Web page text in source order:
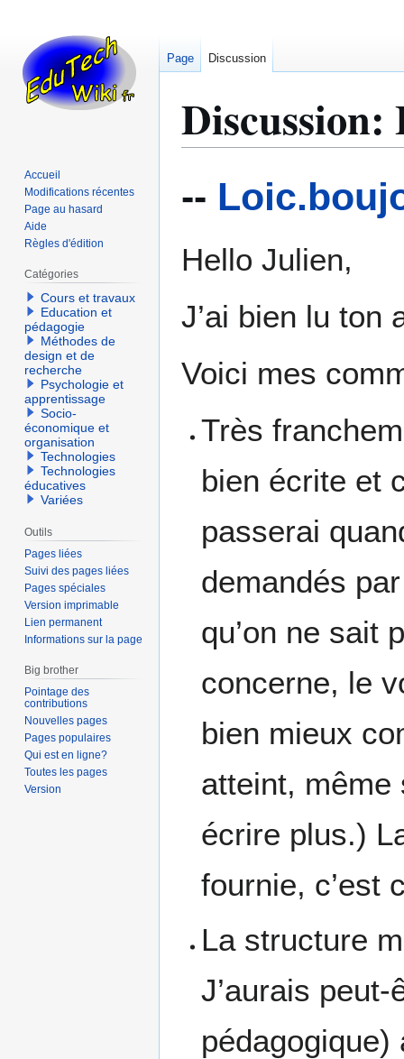
Discussion:
--
Hello Julien,
J’ai bien lu ton
Voici mes
Très
bien écrite et
passerai
demandés
qu’on ne sait
concerne, le
bien mieux
atteint, même
écrire plus.)
fournie, c’est
La structure
J’aurais
Page Discussion
Accueil
Modifications récentes
Page au hasard
Aide
Règles d'édition
Catégories
Cours et travaux
Education et
pédagogie
Méthodes de
design et de
recherche
Psychologie et
apprentissage
Socio-
économique et
organisation
Technologies
Technologies
éducatives
Variées
Outils
Pages liées
Suivi des pages liées
Pages spéciales
Version imprimable
Lien permanent
Informations sur la page
Big brother
Pointage des
contributions
Nouvelles pages
Pages populaires
Qui est en ligne?
Toutes les pages
Version